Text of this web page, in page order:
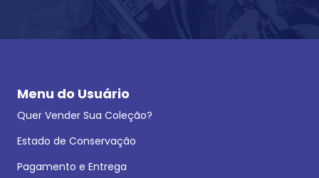
Menu do Usuário
Quer Vender Sua Coleção?
Estado de Conservação
Pagamento e Entrega